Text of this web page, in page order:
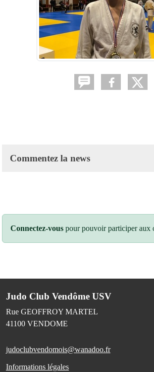
Commentez la news
Connectez-vous pour pouvoir participer aux
Judo Club Vendôme USV
Rue GEOFFROY MARTEL
41100 VENDOME
judoclubvendomois@wanadoo.fr
Informations légales